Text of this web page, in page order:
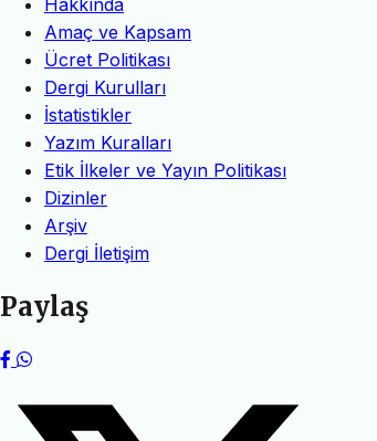
Hakkında
Amaç ve Kapsam
Ücret Politikası
Dergi Kurulları
İstatistikler
Yazım Kuralları
Etik İlkeler ve Yayın Politikası
Dizinler
Arşiv
Dergi İletişim
Paylaş